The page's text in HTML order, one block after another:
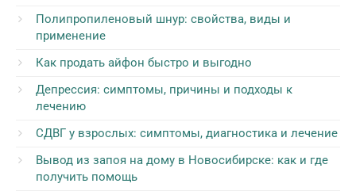
Полипропиленовый шнур: свойства, виды и
применение
Как продать айфон быстро и выгодно
Депрессия: симптомы, причины и подходы к
лечению
СДВГ у взрослых: симптомы, диагностика и лечение
Вывод из запоя на дому в Новосибирске: как и где
получить помощь